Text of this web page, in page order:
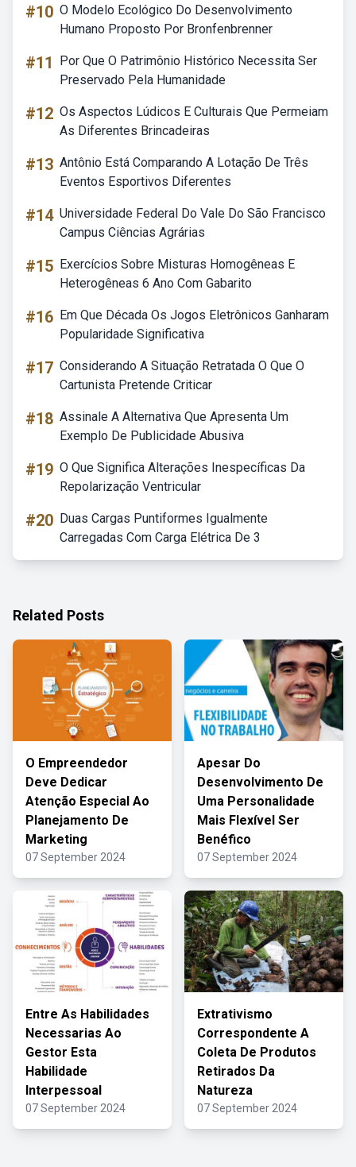
#10 O Modelo Ecológico Do Desenvolvimento
Humano Proposto Por Bronfenbrenner
#11
Por Que O Patrimônio Histórico Necessita Ser
Preservado Pela Humanidade
#12 Os Aspectos Lúdicos E Culturais Que Permeiam
As Diferentes Brincadeiras
#13 Antônio Está Comparando A Lotação De Três
Eventos Esportivos Diferentes
#14 Universidade Federal Do Vale Do São Francisco
Campus Ciências Agrárias
#15 Exercícios Sobre Misturas Homogêneas E
Heterogêneas 6 Ano Com Gabarito
#16 Em Que Década Os Jogos Eletrônicos Ganharam
Popularidade Significativa
#17 Considerando A Situação Retratada O Que O
Cartunista Pretende Criticar
#18 Assinale A Alternativa Que Apresenta Um
Exemplo De Publicidade Abusiva
#19 O Que Significa Alterações Inespecíficas Da
Repolarização Ventricular
#20 Duas Cargas Puntiformes Igualmente
Carregadas Com Carga Elétrica De 3
Related Posts
O Empreendedor
Deve Dedicar
Atenção Especial Ao
Planejamento De
Marketing
07 September 2024
Apesar Do
Desenvolvimento De
Uma Personalidade
Mais Flexível Ser
Benéfico
07 September 2024
Entre As Habilidades
Necessarias Ao
Gestor Esta
Habilidade
Interpessoal
07 September 2024
Extrativismo
Correspondente A
Coleta De Produtos
Retirados Da
Natureza
07 September 2024